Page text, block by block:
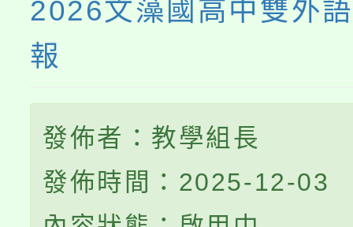
2026文藻國高中雙外
報
發佈者：教學組長
發佈時間：2025-12-03